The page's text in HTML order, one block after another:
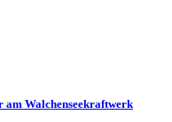
am Walchenseekraftwerk